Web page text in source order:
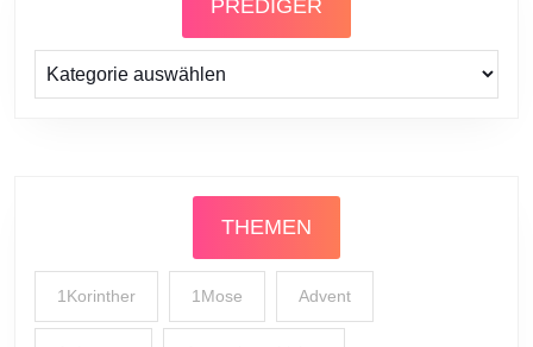
PREDIGER
Prediger
THEMEN
1Korinther 1Mose Advent